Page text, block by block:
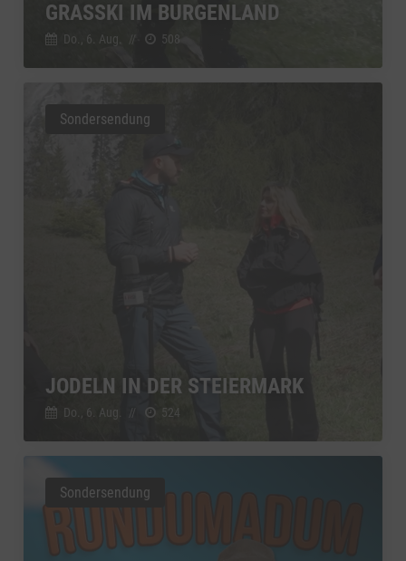
GRASSKI IM BURGENLAND
Do., 6. Aug. // 508
JODELN IN DER STEIERMARK
Do., 6. Aug. // 524
Sondersendung
Sondersendung